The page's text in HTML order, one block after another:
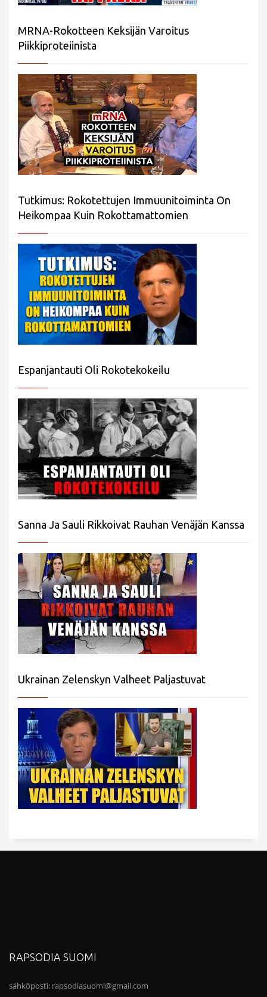
MRNA-Rokotteen Keksijän Varoitus
Piikkiproteiinista
Tutkimus: Rokotettujen Immuunitoiminta On
Heikompaa Kuin Rokottamattomien
Espanjantauti Oli Rokotekokeilu
Sanna Ja Sauli Rikkoivat Rauhan Venäjän Kanssa
Ukrainan Zelenskyn Valheet Paljastuvat
RAPSODIA SUOMI
sähköposti: rapsodiasuomi@gmail.com